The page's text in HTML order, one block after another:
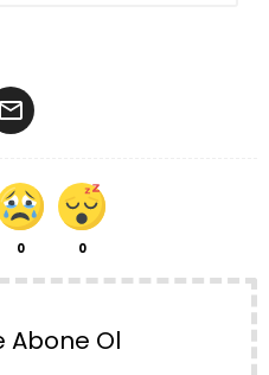

0 0
Abone Ol